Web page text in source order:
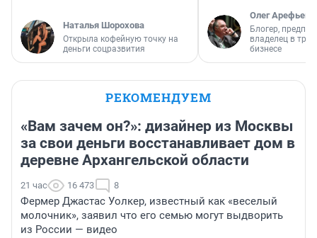
Наталья Шорохова
Открыла кофейную точку на
деньги соцразвития
Олег Арефьев
Блогер,
владелец в
бизнесе
РЕКОМЕНДУЕМ
«Вам зачем он?»: дизайнер из Москвы
за свои деньги восстанавливает дом в
деревне Архангельской области
21 час 16 473 8
Фермер Джастас Уолкер, известный как «веселый
молочник», заявил что его семью могут выдворить
из России — видео